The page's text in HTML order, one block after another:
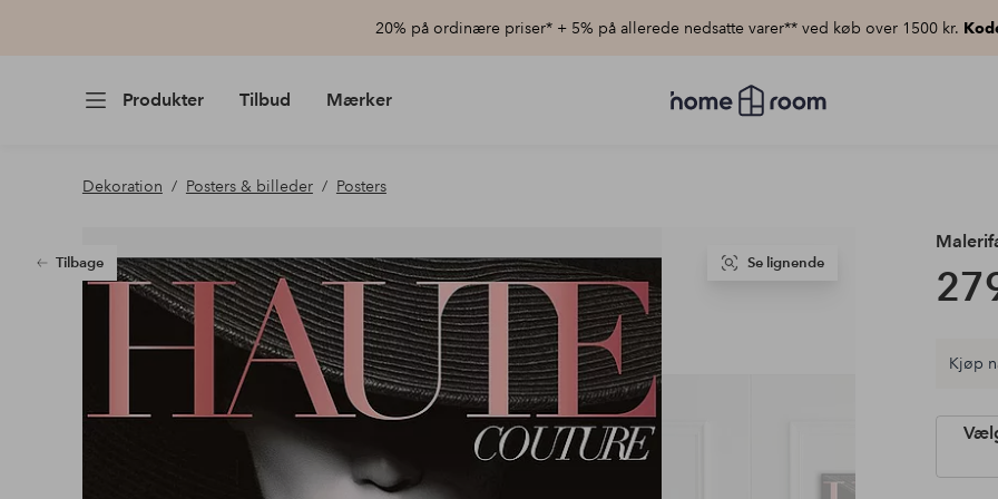
20% på ordinære priser* + 5% på allerede nedsatte varer** ved køb over 1500 kr.
Produkter Tilbud Mærker
Homeroom
–
Dekoration Posters & billeder Posters
Tilbage Se lignende
Kjøp